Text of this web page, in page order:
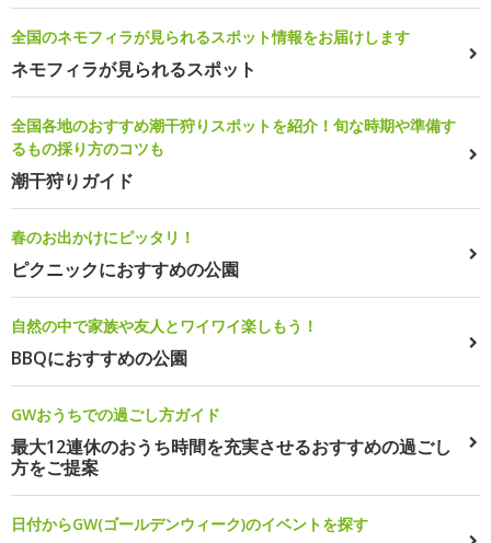
全国のネモフィラが見られるスポット情報をお届けします
ネモフィラが見られるスポット
全国各地のおすすめ潮干狩りスポットを紹介！旬な時期や準備す
るもの採り方のコツも
潮干狩りガイド
春のお出かけにピッタリ！
ピクニックにおすすめの公園
自然の中で家族や友人とワイワイ楽しもう！
BBQにおすすめの公園
GWおうちでの過ごし方ガイド
最大12連休のおうち時間を充実させるおすすめの過ごし
方をご提案
日付からGW(ゴールデンウィーク)のイベントを探す